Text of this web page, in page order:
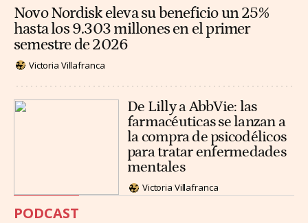
Novo Nordisk eleva su beneficio un 25%
hasta los 9.303 millones en el primer
semestre de 2026
Victoria Villafranca
De Lilly a AbbVie: las
farmacéuticas se lanzan a
la compra de psicodélicos
para tratar enfermedades
mentales
Victoria Villafranca
PODCAST